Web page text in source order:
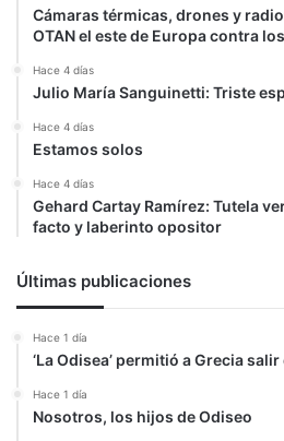
Cámaras térmicas, drones y
OTAN el este de Europa contra
Hace 4 días
Julio María Sanguinetti: Triste
Hace 4 días
Estamos solos
Hace 4 días
Gehard Cartay Ramírez: Tutela
facto y laberinto opositor
Últimas publicaciones
Hace 1 día
‘La Odisea’ permitió a Grecia
Hace 1 día
Nosotros, los hijos de Odiseo